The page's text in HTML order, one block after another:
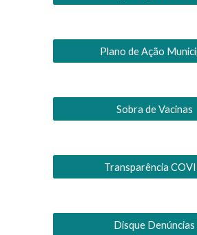
Plano de Ação
Sobra de Vacinas
Transparência
Disque Denúncias